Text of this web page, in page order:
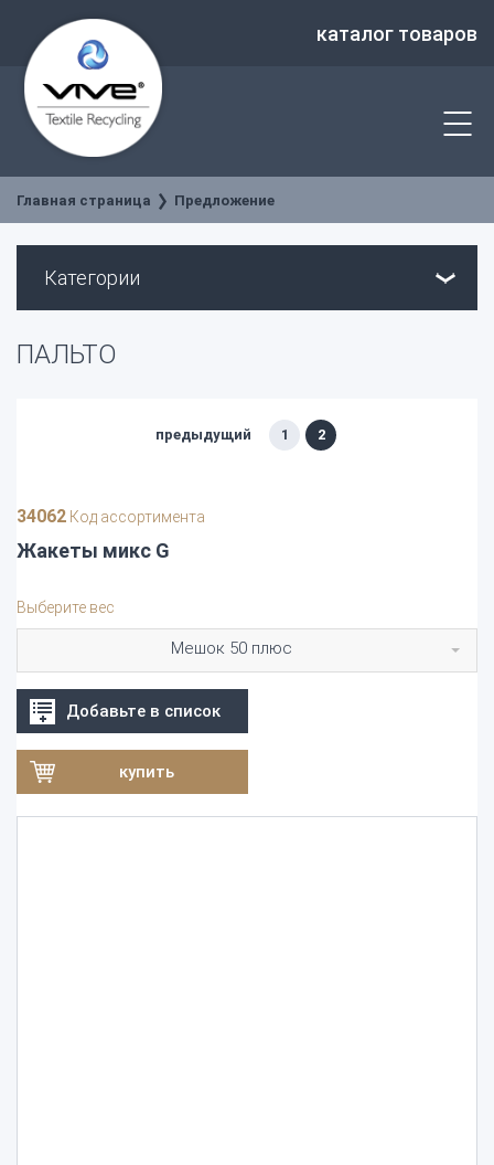
каталог товаров
Главная страница Предложение
Категории
ПАЛЬТО
предыдущий 1 2
34062 Код ассортимента
Жакеты микс G
Выберите вес
Мешок 50 плюс
Добавьте в список
купить